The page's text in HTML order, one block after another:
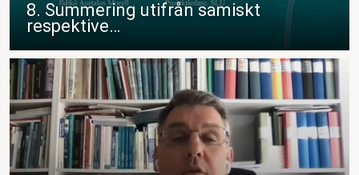
8. Summering utifrån samiskt
respektive…